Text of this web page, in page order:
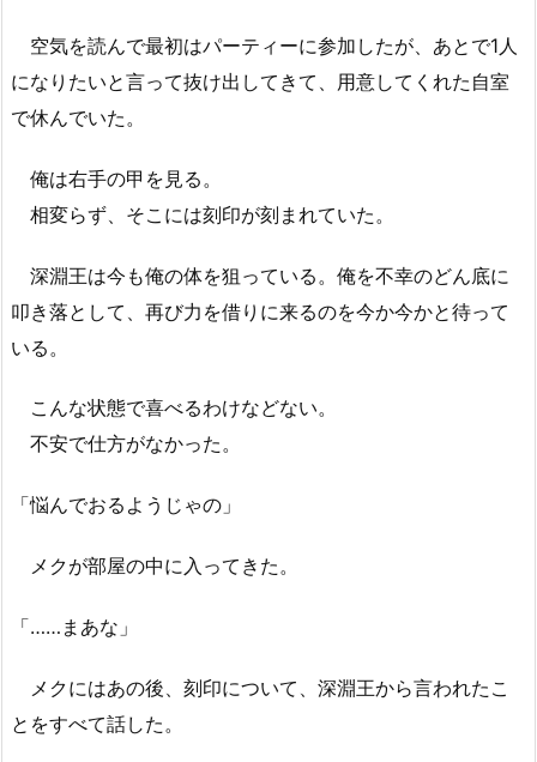
空気を読んで最初はパーティーに参加したが、あとで1人
になりたいと言って抜け出してきて、用意してくれた自室
で休んでいた。
俺は右手の甲を見る。
相変らず、そこには刻印が刻まれていた。
深淵王は今も俺の体を狙っている。俺を不幸のどん底に
叩き落として、再び力を借りに来るのを今か今かと待って
いる。
こんな状態で喜べるわけなどない。
不安で仕方がなかった。
「悩んでおるようじゃの」
メクが部屋の中に入ってきた。
「……まあな」
メクにはあの後、刻印について、深淵王から言われたこ
とをすべて話した。